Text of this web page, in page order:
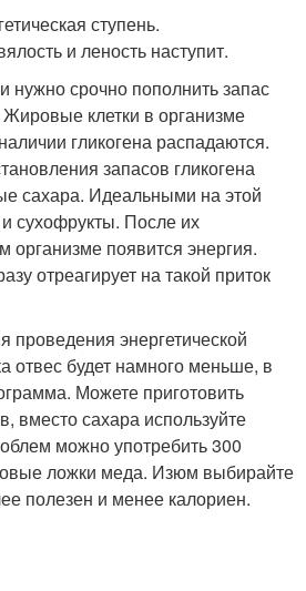
ступень.
и леность наступит.
нужно срочно пополнить запас
клетки в организме
гликогена распадаются.
запасов гликогена
сахара. Идеальными на этой
сухофрукты. После их
организме появится энергия.
отреагирует на такой приток
проведения энергетической
отвес будет намного меньше, в
Можете приготовить
вместо сахара используйте
можно употребить 300
ложки меда. Изюм выбирайте
полезен и менее калориен.